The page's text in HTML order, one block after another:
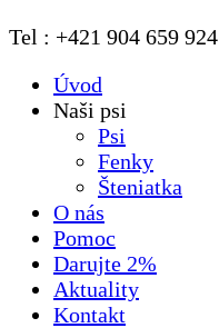
Tel : +421 904 659 924
Úvod
Naši psi
Psi
Fenky
Šteniatka
O nás
Pomoc
Darujte 2%
Aktuality
Kontakt